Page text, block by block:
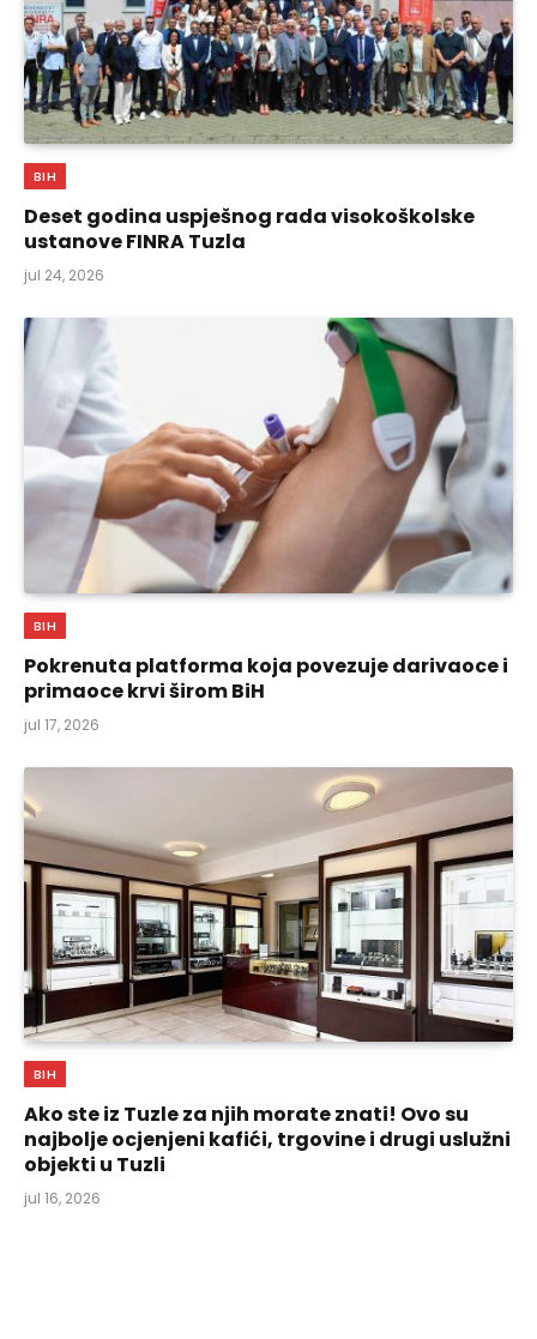
BIH
Deset godina uspješnog rada visokoškolske
ustanove FINRA Tuzla
jul 24, 2026
BIH
Pokrenuta platforma koja povezuje darivaoce i
primaoce krvi širom BiH
jul 17, 2026
BIH
Ako ste iz Tuzle za njih morate znati! Ovo su
najbolje ocjenjeni kafići, trgovine i drugi uslužni
objekti u Tuzli
jul 16, 2026